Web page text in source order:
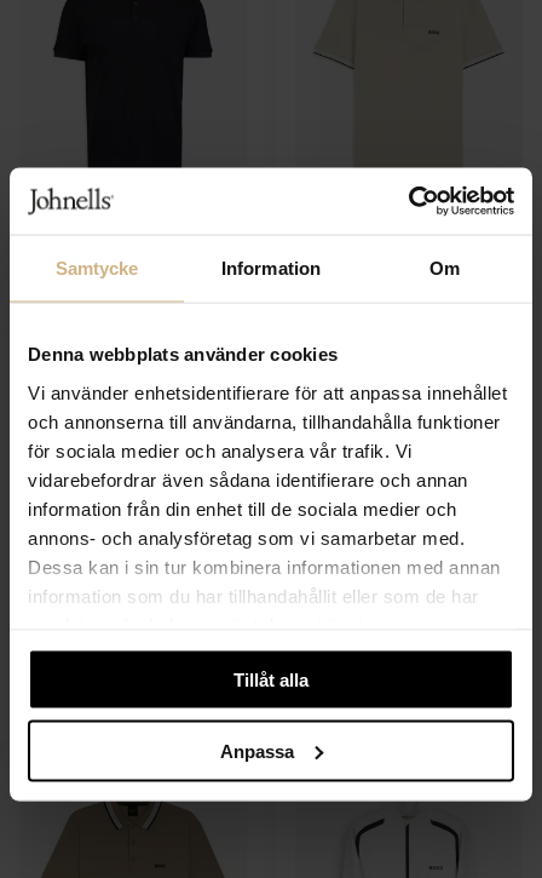
Samtycke Information Om
Denna webbplats använder cookies
Vi använder enhetsidentifierare för att anpassa innehållet
och annonserna till användarna, tillhandahålla funktioner
för sociala medier och analysera vår trafik. Vi
vidarebefordrar även sådana identifierare och annan
information från din enhet till de sociala medier och
annons- och analysföretag som vi samarbetar med.
Dessa kan i sin tur kombinera informationen med annan
information som du har tillhandahållit eller som de har
Tillåt alla
Anpassa
Paddy
600 SEK
Paddy
BOSS GREEN
600 SEK
Paddy
BOSS GREEN
600 SEK